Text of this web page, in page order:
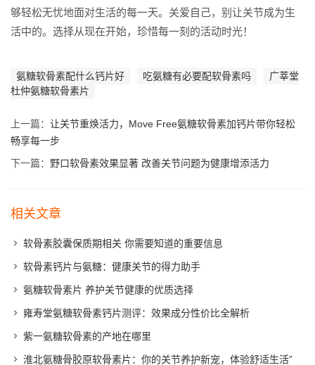
够轻松无忧地面对生活的每一天。关爱自己，别让关节成为生
活中的。选择从现在开始，珍惜每一刻的活动时光！
氨糖软骨素配什么钙片好 吃氨糖有必要配软骨素吗
广莘堂
杜仲氨糖软骨素片
上一篇： 让关节重焕活力，Move Free氨糖软骨素加钙片带你轻松
畅享每一步
下一篇： 野口软骨素效果显著 改善关节问题为健康增添活力
相关文章
软骨素胶囊保质期相关 你需要知道的重要信息
软骨素钙片与氨糖：健康关节的得力助手
氨糖软骨素片 养护关节健康的优质选择
雍寿堂氨糖软骨素钙片测评：效果成分性价比全解析
紫一氨糖软骨素的产地在哪里
淮北氨糖骨胶原软骨素片：你的关节养护新宠，体验舒适生活”